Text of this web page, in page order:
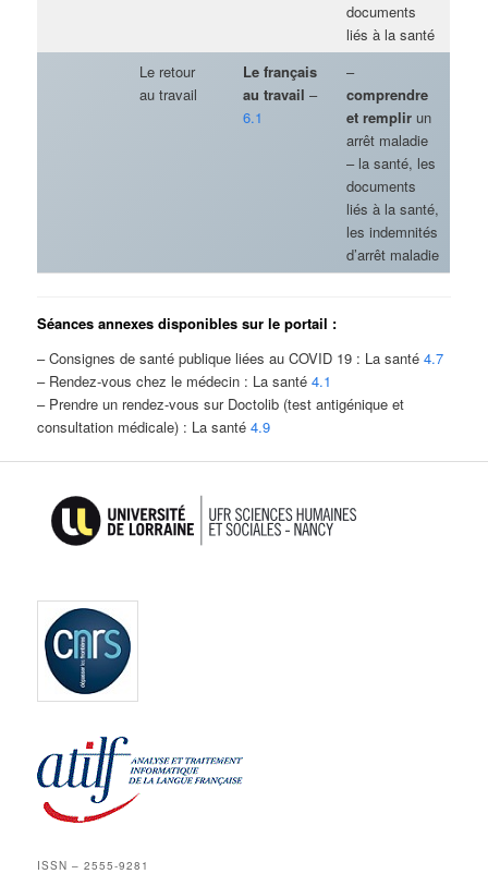
documents
liés à la santé
Le retour
au travail
Le français
au travail –
6.1
–
comprendre
et remplir un
arrêt maladie
– la santé, les
documents
liés à la santé,
les indemnités
d’arrêt maladie
Séances annexes disponibles sur le portail :
– Consignes de santé publique liées au COVID 19 : La santé4.7
– Rendez-vous chez le médecin : La santé4.1
– Prendre un rendez-vous sur Doctolib (test antigénique et
consultation médicale) : La santé4.9
ISSN – 2555-9281